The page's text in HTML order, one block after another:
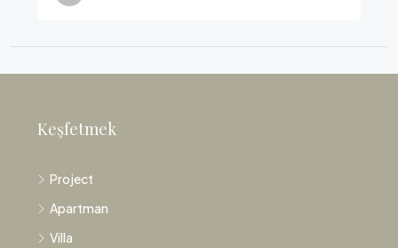
Keşfetmek
Project
Apartman
Villa